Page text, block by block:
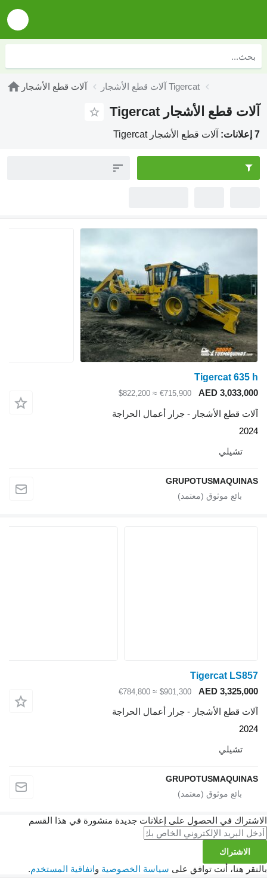
آلات قطع الأشجار آلات قطع الأشجار Tigercat
آلات قطع الأشجار Tigercat
7 إعلانات: آلات قطع الأشجار Tigercat
Tigercat 635 h
AED 3,033,000
€715,900
≈ $822,200
آلات قطع الأشجار - جرار أعمال الحراجة
2024
تشيلي
GRUPOTUSMAQUINAS
Tigercat LS857
AED 3,325,000
$901,300
≈ €784,800
آلات قطع الأشجار - جرار أعمال الحراجة
2024
تشيلي
GRUPOTUSMAQUINAS
الاشتراك في الحصول على إعلانات جديدة منشورة في هذا القسم
الاشتراك
بالنقر هنا، أنت توافق على سياسة الخصوصية واتفاقية المستخدم.